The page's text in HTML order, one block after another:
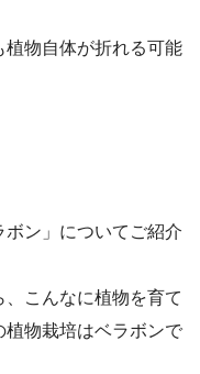
物自体が折れる可能
ン」についてご紹介
、こんなに植物を育て
物栽培はベラボンで